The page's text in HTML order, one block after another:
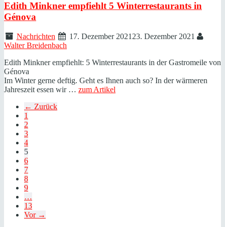
Edith Minkner empfiehlt 5 Winterrestaurants in
Génova
Nachrichten 17. Dezember 2021 23. Dezember 2021
Walter Breidenbach
Edith Minkner empfiehlt: 5 Winterrestaurants in der Gastromeile von
Génova
Im Winter gerne deftig. Geht es Ihnen auch so? In der wärmeren
Jahreszeit essen wir … zum Artikel
← Zurück
1
2
3
4
5
6
7
8
9
…
13
Vor →